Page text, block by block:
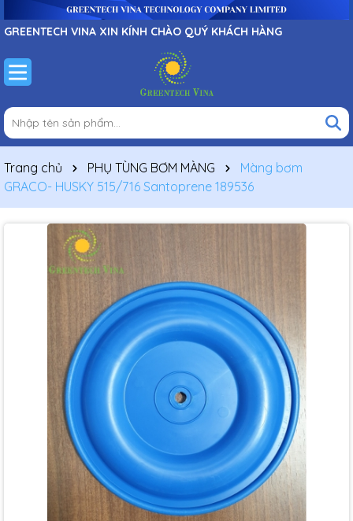
GREENTECH VINA XIN KÍNH CHÀO QUÝ KHÁCH HÀNG
Trang chủ PHỤ TÙNG BƠM MÀNG
Màng bơm
GRACO- HUSKY 515/716 Santoprene 189536